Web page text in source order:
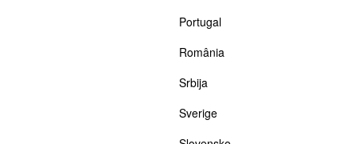
Portugal
România
Srbija
Sverige